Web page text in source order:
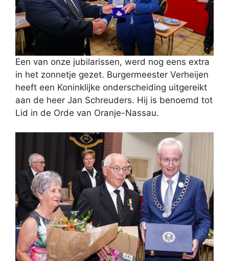
Een van onze jubilarissen, werd nog eens extra
in het zonnetje gezet. Burgermeester Verheijen
heeft een Koninklijke onderscheiding uitgereikt
aan de heer Jan Schreuders. Hij is benoemd tot
Lid in de Orde van Oranje-Nassau.